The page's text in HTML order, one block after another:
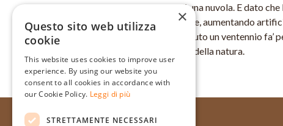
consistenza di una nuvola. E dato
“dopare” le farine, aumentando
Come già avvenuto un ventennio
stravolgimento della natura.
Home Ingredienti Farine
×
Questo sito web utilizza
cookie
This website uses cookies to improve user
experience. By using our website you
consent to all cookies in accordance with
our Cookie Policy. Leggi di più
STRETTAMENTE NECESSARI